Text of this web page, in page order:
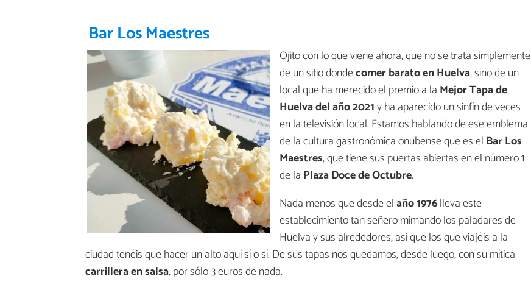
Bar Los Maestres
Ojito con lo que viene ahora, que no se trata simplemente
de un sitio dondecomer barato en Huelva, sino de un
local que ha merecido el premio a la Mejor Tapa de
Huelva del año 2021y ha aparecido un sinfín de veces
en la televisión local. Estamos hablando de ese emblema
de la cultura gastronómica onubense que es el Bar Los
Maestres, que tiene sus puertas abiertas en el número 1
de la Plaza Doce de Octubre.
Nada menos que desde elaño 1976lleva este
establecimiento tan señero mimando los paladares de
Huelva y sus alrededores, así que los que viajéis a la
ciudad tenéis que hacer un alto aquí sí o sí. De sus tapas nos quedamos, desde luego, con su mítica
carrillera en salsa, por sólo 3 euros de nada.